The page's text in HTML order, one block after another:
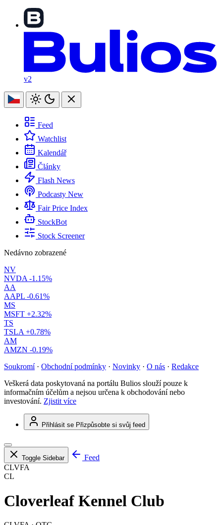
v2
Feed
Watchlist
Kalendář
Články
Flash News
Podcasty New
Fair Price Index
StockBot
Stock Screener
Nedávno zobrazené
NV
NVDA -1.15%
AA
AAPL -0.61%
MS
MSFT +2.32%
TS
TSLA +0.78%
AM
AMZN -0.19%
Soukromí · Obchodní podmínky · Novinky · O nás · Redakce
Veškerá data poskytovaná na portálu Bulios slouží pouze k
informačním účelům a nejsou určena k obchodování nebo
investování. Zjistit více
Přihlásit se Přizpůsobte si svůj feed
Toggle Sidebar
Feed
CLVFA
CL
Cloverleaf Kennel Club